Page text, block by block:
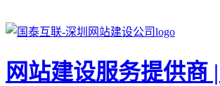
网站建设服务提供商